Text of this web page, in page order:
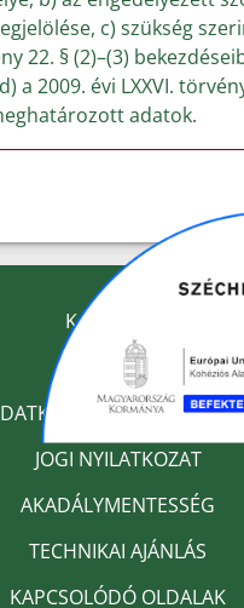
c) szükség
22. § (2)–(3)
a 2009. évi LXXVI.
adatok.
KAPCSOLAT
IMPRESSZUM
JOGI NYILATKOZAT
AKADÁLYMENTESSÉG
TECHNIKAI AJÁNLÁS
KAPCSOLÓDÓ OLDALAK